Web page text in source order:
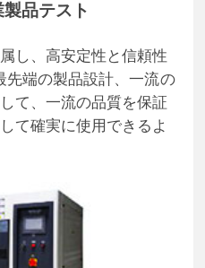
品テスト
し、高安定性と信頼性
先端の製品設計、一流の
て、一流の品質を保証
て確実に使用できるよ